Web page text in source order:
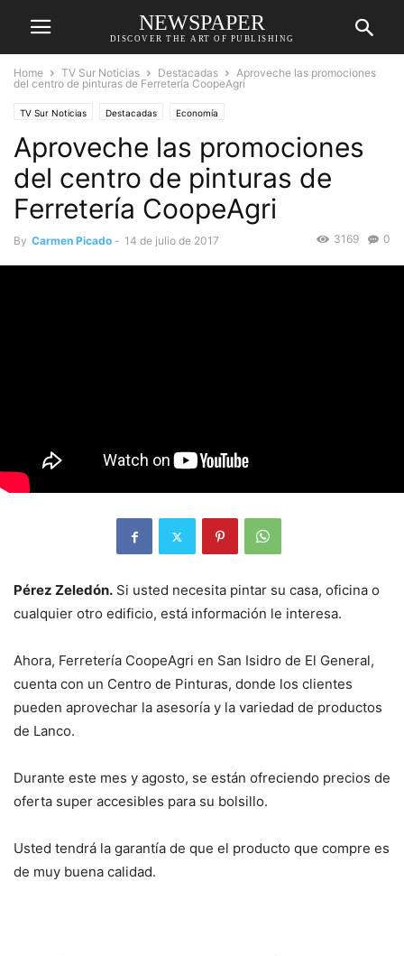
NEWSPAPER
DISCOVER THE ART OF PUBLISHING
Home TV Sur Noticias Destacadas
Aproveche las promociones
del centro de pinturas de Ferretería CoopeAgri
TV Sur Noticias Destacadas Economía
Aproveche las promociones
del centro de pinturas de
Ferretería CoopeAgri
By Carmen Picado - 14 de julio de 2017 0
3169
Pérez Zeledón. Si usted necesita pintar su casa, oficina o
cualquier otro edificio, está información le interesa.
Ahora, Ferretería CoopeAgri en San Isidro de El General,
cuenta con un Centro de Pinturas, donde los clientes
pueden aprovechar la asesoría y la variedad de productos
de Lanco.
Durante este mes y agosto, se están ofreciendo precios de
oferta super accesibles para su bolsillo.
Usted tendrá la garantía de que el producto que compre es
de muy buena calidad.